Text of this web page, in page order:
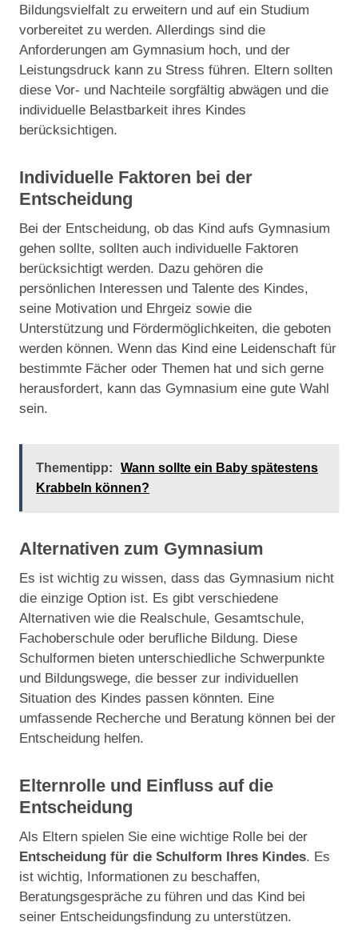
Bildungsvielfalt zu erweitern und auf ein Studium
vorbereitet zu werden. Allerdings sind die
Anforderungen am Gymnasium hoch, und der
Leistungsdruck kann zu Stress führen. Eltern sollten
diese Vor- und Nachteile sorgfältig abwägen und die
individuelle Belastbarkeit ihres Kindes
berücksichtigen.
Individuelle Faktoren bei der
Entscheidung
Bei der Entscheidung, ob das Kind aufs Gymnasium
gehen sollte, sollten auch individuelle Faktoren
berücksichtigt werden. Dazu gehören die
persönlichen Interessen und Talente des Kindes,
seine Motivation und Ehrgeiz sowie die
Unterstützung und Fördermöglichkeiten, die geboten
werden können. Wenn das Kind eine Leidenschaft für
bestimmte Fächer oder Themen hat und sich gerne
herausfordert, kann das Gymnasium eine gute Wahl
sein.
Thementipp:
Wann sollte ein Baby spätestens
Krabbeln können?
Alternativen zum Gymnasium
Es ist wichtig zu wissen, dass das Gymnasium nicht
die einzige Option ist. Es gibt verschiedene
Alternativen wie die Realschule, Gesamtschule,
Fachoberschule oder berufliche Bildung. Diese
Schulformen bieten unterschiedliche Schwerpunkte
und Bildungswege, die besser zur individuellen
Situation des Kindes passen könnten. Eine
umfassende Recherche und Beratung können bei der
Entscheidung helfen.
Elternrolle und Einfluss auf die
Entscheidung
Als Eltern spielen Sie eine wichtige Rolle bei der
Entscheidung für die Schulform Ihres Kindes. Es
ist wichtig, Informationen zu beschaffen,
Beratungsgespräche zu führen und das Kind bei
seiner Entscheidungsfindung zu unterstützen.